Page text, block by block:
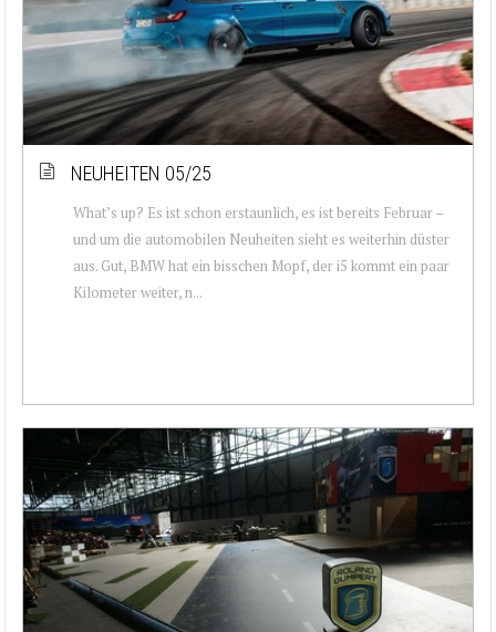
NEUHEITEN 05/25
What’s up? Es ist schon erstaunlich, es ist bereits Februar –
und um die automobilen Neuheiten sieht es weiterhin düster
aus. Gut, BMW hat ein bisschen Mopf, der i5 kommt ein paar
Kilometer weiter, n...